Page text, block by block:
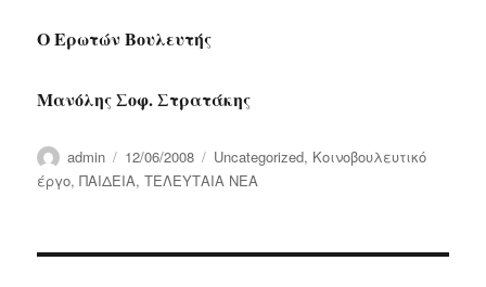
Ο Ερωτών Βουλευτής
Μανόλης Σοφ. Στρατάκης
Author
admin
Posted
on
12/06/2008 Categories
Uncategorized, Κοινοβουλευτικό
έργο,ΠΑΙΔΕΙΑ,ΤΕΛΕΥΤΑΙΑ ΝΕΑ